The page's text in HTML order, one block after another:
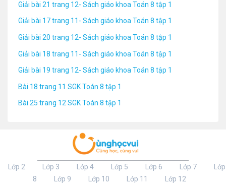
Giải bài 21 trang 12- Sách giáo khoa Toán 8 tập 1
Giải bài 17 trang 11- Sách giáo khoa Toán 8 tập 1
Giải bài 20 trang 12- Sách giáo khoa Toán 8 tập 1
Giải bài 18 trang 11- Sách giáo khoa Toán 8 tập 1
Giải bài 19 trang 12- Sách giáo khoa Toán 8 tập 1
Bài 18 trang 11 SGK Toán 8 tập 1
Bài 25 trang 12 SGK Toán 8 tập 1
Lớp 2 Lớp 3 Lớp 4 Lớp 5 Lớp 6 Lớp 7
Lớp
8
Lớp 9 Lớp 10 Lớp 11 Lớp 12